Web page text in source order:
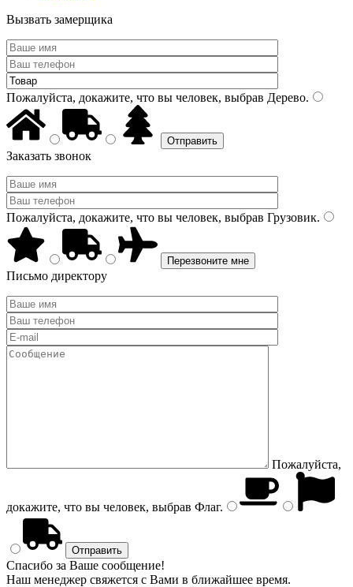
Вызвать замерщика
Пожалуйста, докажите, что вы человек, выбрав Дерево.
Заказать звонок
Пожалуйста, докажите, что вы человек, выбрав Грузовик.
Письмо директору
Пожалуйста,
докажите, что вы человек, выбрав Флаг.
Спасибо за Ваше сообщение!
Наш менеджер свяжется с Вами в ближайшее время.